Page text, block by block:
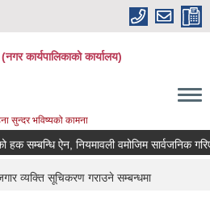
(नगर कार्यपालिकाको कार्यालय)
सुन्दर भविष्यको कामना
सम्बन्धि ऐन, नियमावली वमोजिम सार्वजनिक
व्यक्ति सूचिकरण गराउने सम्बन्धमा